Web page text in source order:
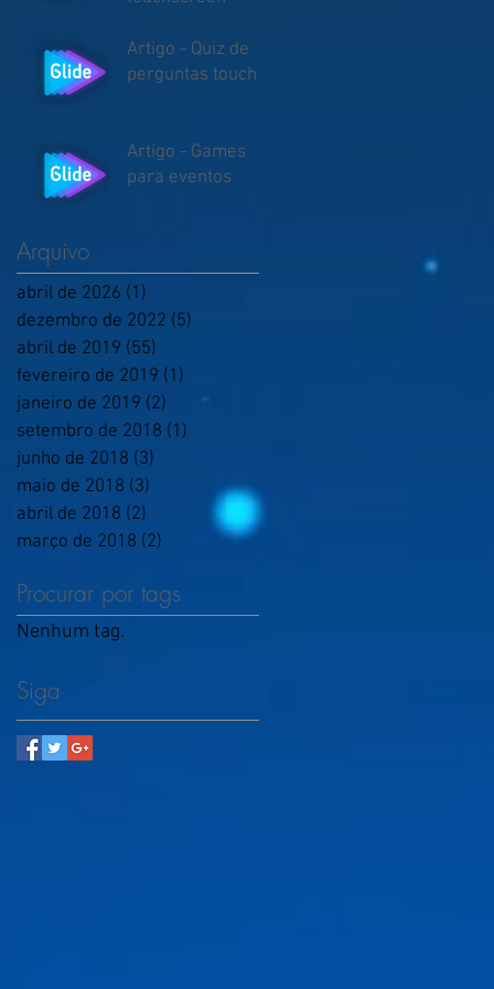
Artigo - Quiz de
perguntas touch
Artigo - Games
para eventos
Arquivo
abril de 2026 (1)
dezembro de 2022 (5)
abril de 2019 (55)
fevereiro de 2019 (1)
janeiro de 2019 (2)
setembro de 2018 (1)
junho de 2018 (3)
maio de 2018 (3)
abril de 2018 (2)
março de 2018 (2)
Procurar por tags
Nenhum tag.
Siga